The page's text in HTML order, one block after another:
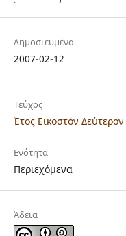
Δημοσιευμένα
2007-02-12
Τεύχος
Έτος Εικοστόν Δεύτερον
Ενότητα
Περιεχόμενα
Άδεια